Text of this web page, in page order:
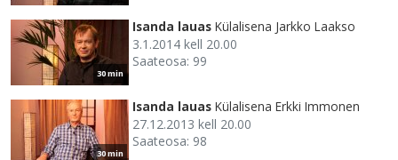
30 min
Isanda lauas Külalisena Jarkko Laakso
3.1.2014 kell 20.00
Saateosa: 99
30 min
Isanda lauas Külalisena Erkki Immonen
27.12.2013 kell 20.00
Saateosa: 98